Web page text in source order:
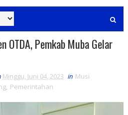
OTDA, Pemkab Muba Gelar
Minggu, Juni 04, 2023 in Musi
, Pemerintahan